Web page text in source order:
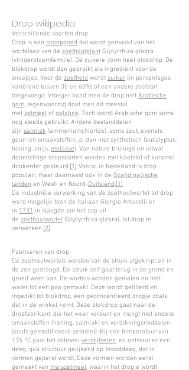
Drop wikipedia
Verschillende soorten drop
Drop is een snoepgoed dat wordt gemaakt van het
wortelsap van de zoethoutplant Glycyrrhiza glabra
(vlinderbloemfamilie). De zuivere vorm heet blokdrop. De
blokdrop wordt dan gebruikt als ingrediënt voor de
snoepjes. Voor de zoetheid wordt suiker (in percentages
variërend tussen 30 en 60%) of een andere zoetstof
toegevoegd. Vroeger bond men de drop met Arabische
gom, tegenwoordig doet men dit meestal
met zetmeel of gelatine. Toch wordt Arabische gom soms
nog steeds gebruikt. Andere bestanddelen
zijn salmiak (ammoniumchloride), soms zout, evenals
geur- en smaakstoffen, al dan niet synthetisch (eucalyptus,
honing, anijs, melasse). Van nature bruinige en ietwat
doorzichtige dropsoorten worden met koolstof of karamel
donkerder gekleurd.[1] Vooral in Nederland is drop
populair, maar daarnaast ook in de Scandinavische
landen en West- en Noord-Duitsland.[1]
De industriële verwerking van de zoethoutwortel tot drop
werd mogelijk toen de Italiaan Giorgio Amarelli er
in 1731 in slaagde om het sap uit
de zoethoutwortel (Glycyrrhiza glabra), tot drop te
verwerken.[2]
Fabriceren van drop
De zoethoutwortels worden van de struik afgeknipt en in
de zon gedroogd. De struik zelf gaat terug in de grond en
groeit weer aan. De wortels worden gemalen en met
water tot een pap gemaakt. Deze wordt gefilterd en
ingedikt tot blokdrop, een geconcentreerd dropje zoals
dat in de winkel komt. Deze blokdrop gaat naar de
dropfabrikant, die het weer verdunt en mengt met andere
smaakstoffen (honing, salmiak) en verdikkingsmiddelen
(zoals gemodificeerd zetmeel). Bij een temperatuur van
135 °C gaat het zetmeel verstijfselen, en ontstaat er een
deeg, qua structuur gelijkend op brooddeeg, dat in
vormen geperst wordt. Deze vormen worden eerst
gemaakt van maiszetmeel, waarin het dropje wordt